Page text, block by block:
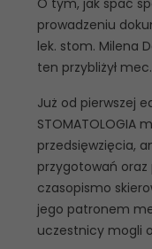
prowadzeniu
lek. stom. Milena
ten przybliżył
Już od pierwszej
STOMATOLOGIA
przedsięwzięcia,
przygotowań
czasopismo
jego patronem
uczestnicy mogli